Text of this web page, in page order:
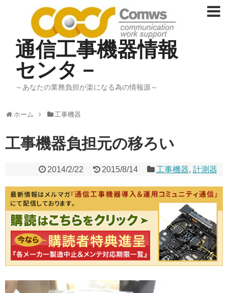
通信工事機器情報
センタ－
～あなたの業務負担が楽になる為の情報源～
ホーム 工事機器
工事機器負担元の移ろい
2014/2/22 2015/8/14 工事機器, 計測器